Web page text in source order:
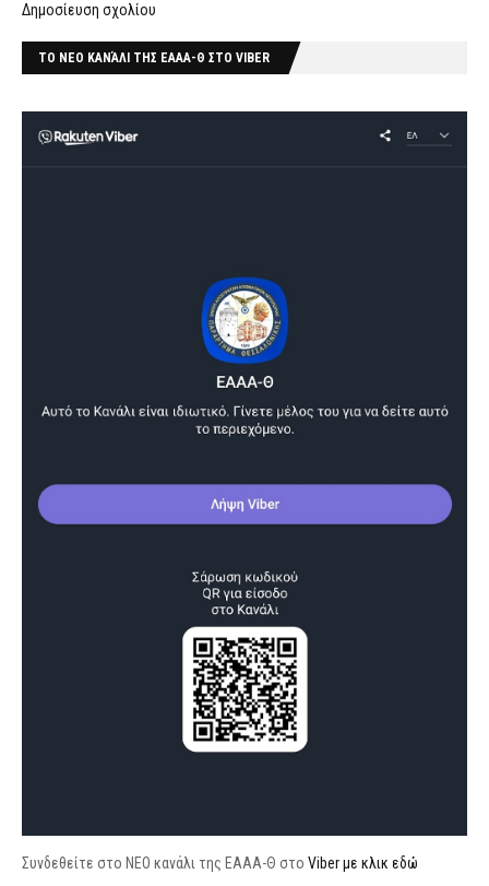
Δημοσίευση σχολίου
ΤΟ ΝΕΟ ΚΑΝΆΛΙ ΤΗΣ ΕΑΑΑ-Θ ΣΤΟ VIBER
Συνδεθείτε στο ΝΕΟ κανάλι της ΕΑΑΑ-Θ στο Viber με κλικ εδώ